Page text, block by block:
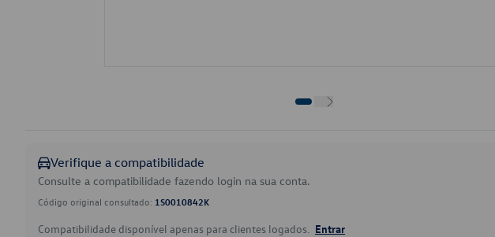
Verifique a compatibilidade
Consulte a compatibilidade fazendo login na sua conta.
Código original consultado: 1S0010842K
Compatibilidade disponível apenas para clientes logados. Entrar